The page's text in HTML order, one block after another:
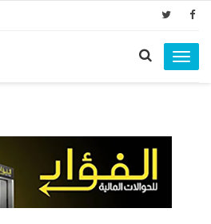
Toggle
navigation